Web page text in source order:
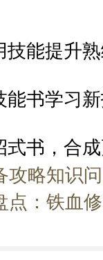
能提升
书学习
书，合
攻略知识
点：铁血